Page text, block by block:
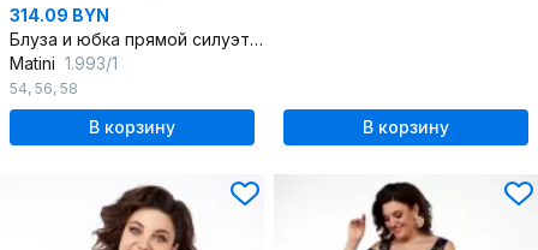
314.09 BYN
Блуза и юбка прямой силуэт демисезонный комплект
Matini 1.993/1
54, 56, 58
В корзину В корзину